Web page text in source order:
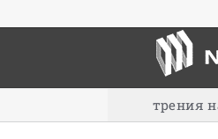
to
трения